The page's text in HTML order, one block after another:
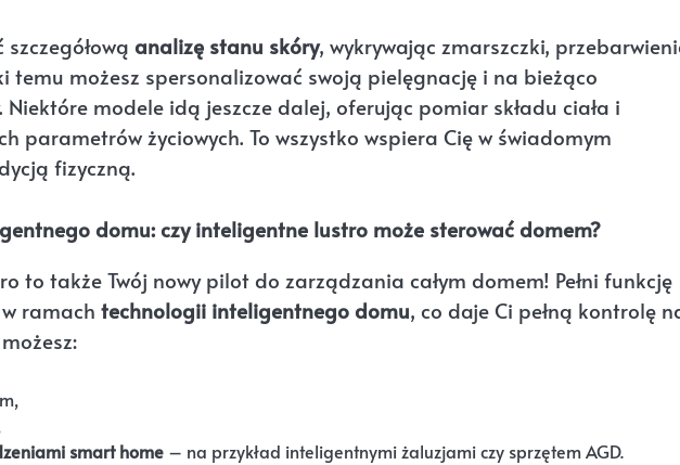
analizę stanu skóry, wykrywając zmarszczki,
temu możesz spersonalizować swoją pielęgnację i na bieżąco
modele idą jeszcze dalej, oferując pomiar składu ciała i
parametrów życiowych. To wszystko wspiera Cię w świadomym
fizyczną.
domu: czy inteligentne lustro może sterować domem?
to także Twój nowy pilot do zarządzania całym domem! Pełni funkcję
ramach technologii inteligentnego domu, co daje Ci pełną kontrolę
smart home – na przykład inteligentnymi żaluzjami czy sprzętem AGD.